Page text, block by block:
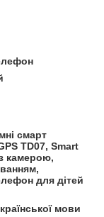
смарт
TD07, Smart
камерою,
для дітей
мови